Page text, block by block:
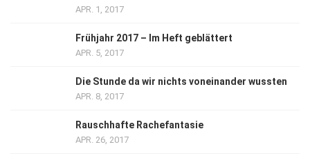
APR. 1, 2017
Frühjahr 2017 – Im Heft geblättert
APR. 5, 2017
Die Stunde da wir nichts voneinander wussten
APR. 8, 2017
Rauschhafte Rachefantasie
APR. 26, 2017